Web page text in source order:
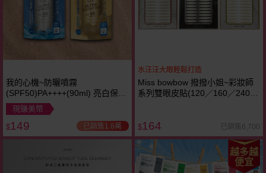
我的心機~防曬噴霧
(SPF50)PA++++(90ml) 亮白保濕
／香氛涼感 款式可選
現賺美幣
$149 已銷售1.8萬
水汪汪大眼輕鬆打造
Miss bowbow 撥撥小姐~彩妝師
系列雙眼皮貼(120／160／240枚
$164 已銷售6,700
越多越
便宜